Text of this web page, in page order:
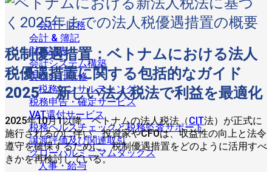
会計 - 財務
会計 & 簿記
財務諸表
会計システム構築
実務会計研修
税務コンサルティング
税務申告・確定サービス
VAT還付サービス
税務ヘルスチェックと税務監査サポート
譲渡評価及び関連取引
グローバルミニマムタックス
人事・給与
税制優遇措置：ベトナムにおける法人
税優遇措置に関する包括的なガイド
2025 – 新しい法人税法で利益を最適化
2025年10月1以降、ベトナムの法人税法（CIT法）が正式に
施行されるのに伴い、投資家やCFOは、収益性の向上と法令
遵守を確保するために、税制優遇措置をどのように活用すべ
きかを再検討している。